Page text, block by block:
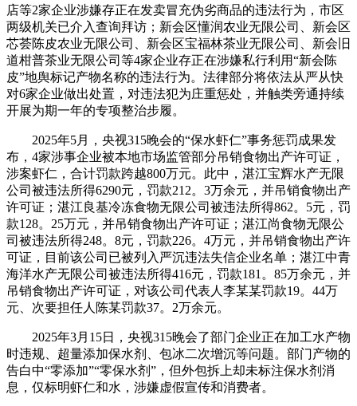
店等2家企业涉嫌存正在发卖冒充伪劣商品的违法行为，市区
两级机关已介入查询拜访；新会区懂润农业无限公司、新会区
芯荟陈皮农业无限公司、新会区宝福林茶业无限公司、新会旧
道柑普茶业无限公司等4家企业存正在涉嫌私行利用“新会陈
皮”地舆标记产物名称的违法行为。法律部分将依法从严从快
对6家企业做出处置，对违法犯为庄重惩处，并触类旁通持续
开展为期一年的专项整治步履。
2025年5月，央视315晚会的“保水虾仁”事务惩罚成果发
布，4家涉事企业被本地市场监管部分吊销食物出产许可证，
涉案虾仁，合计罚款跨越800万元。此中，湛江宝辉水产无限
公司被违法所得6290元，罚款212。3万余元，并吊销食物出产
许可证；湛江良基冷冻食物无限公司被违法所得862。5元，罚
款128。25万元，并吊销食物出产许可证；湛江尚食物无限公
司被违法所得248。8元，罚款226。4万元，并吊销食物出产许
可证，目前该公司已被列入严沉违法失信企业名单；湛江中青
海洋水产无限公司被违法所得416元，罚款181。85万余元，并
吊销食物出产许可证，对该公司代表人李某某罚款19。44万
元、次要担任人陈某罚款37。2万余元。
2025年3月15日，央视315晚会了部门企业正在加工水产物
时违规、超量添加保水剂、包冰二次增沉等问题。部门产物的
告白中“零添加”“零保水剂”，但外包拆上却未标注保水剂消
息，仅标明虾仁和水，涉嫌虚假宣传和消费者。